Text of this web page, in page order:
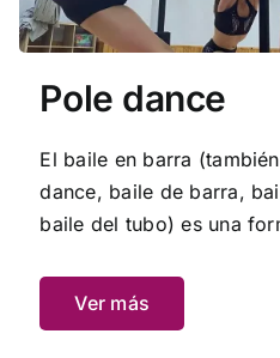
Pole dance
El baile en barra
dance, baile de barra,
baile del tubo) es una
1980. Se trata de un
utilizando como
Ver más